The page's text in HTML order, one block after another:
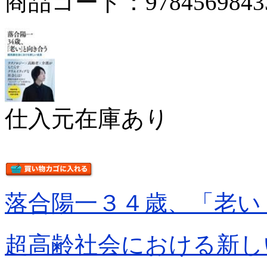
仕入元在庫あり
落合陽一３４歳、「老
超高齢社会における新